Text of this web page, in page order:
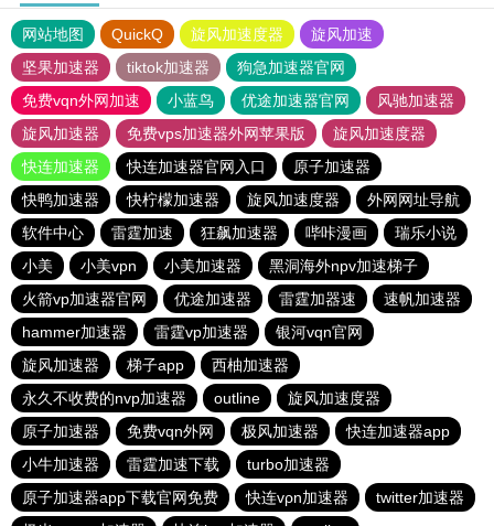
网站地图 QuickQ 旋风加速度器
旋风加速
坚果加速器
tiktok加速器
狗急加速器官网
免费vqn外网加速
小蓝鸟 优途加速器官网
风驰加速器
旋风加速器
免费vps加速器外网苹果版
旋风加速度器
快连加速器
快连加速器官网入口
原子加速器
快鸭加速器
快柠檬加速器 旋风加速度器
外网网址导航
软件中心
雷霆加速 狂飙加速器 哔咔漫画
瑞乐小说
小美
小美vpn 小美加速器
黑洞海外npv加速梯子
火箭vp加速器官网
优途加速器 雷霆加器速
速帆加速器
hammer加速器
雷霆vp加速器
银河vqn官网
旋风加速器
梯子app
西柚加速器
永久不收费的nvp加速器
outline
旋风加速度器
原子加速器
免费vqn外网 极风加速器
快连加速器app
小牛加速器
雷霆加速下载
turbo加速器
原子加速器app下载官网免费
快连vρn加速器
twitter加速器